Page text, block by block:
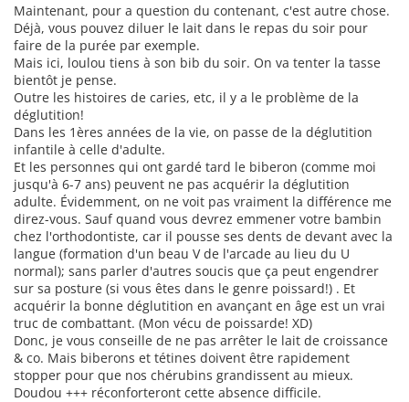
Maintenant, pour a question du contenant, c'est autre chose.
Déjà, vous pouvez diluer le lait dans le repas du soir pour
faire de la purée par exemple.
Mais ici, loulou tiens à son bib du soir. On va tenter la tasse
bientôt je pense.
Outre les histoires de caries, etc, il y a le problème de la
déglutition!
Dans les 1ères années de la vie, on passe de la déglutition
infantile à celle d'adulte.
Et les personnes qui ont gardé tard le biberon (comme moi
jusqu'à 6-7 ans) peuvent ne pas acquérir la déglutition
adulte. Évidemment, on ne voit pas vraiment la différence me
direz-vous. Sauf quand vous devrez emmener votre bambin
chez l'orthodontiste, car il pousse ses dents de devant avec la
langue (formation d'un beau V de l'arcade au lieu du U
normal); sans parler d'autres soucis que ça peut engendrer
sur sa posture (si vous êtes dans le genre poissard!) . Et
acquérir la bonne déglutition en avançant en âge est un vrai
truc de combattant. (Mon vécu de poissarde! XD)
Donc, je vous conseille de ne pas arrêter le lait de croissance
& co. Mais biberons et tétines doivent être rapidement
stopper pour que nos chérubins grandissent au mieux.
Doudou +++ réconforteront cette absence difficile.